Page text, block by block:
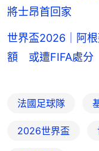
將士昂首回家
世界盃2026｜阿
額 或遭FIFA處分
法國足球隊
2026世界盃